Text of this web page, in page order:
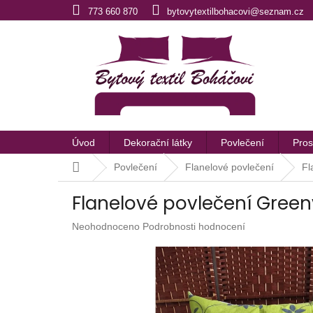
na
773 660 870 bytovytextilbohacovi@seznam.cz
Úvod Dekorační látky Povlečení
Domů Povlečení Flanelové povlečení
Flanelové povlečení
Průměrné
Neohodnoceno Podrobnosti hodnocení